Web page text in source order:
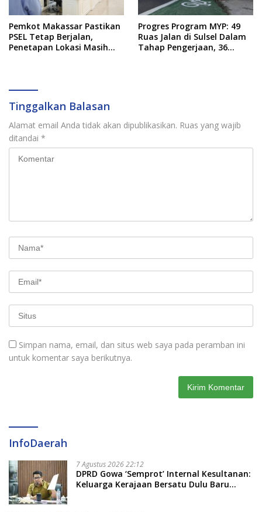
Pemkot Makassar Pastikan
PSEL Tetap Berjalan,
Penetapan Lokasi Masih
Progres Program MYP: 49
Ruas Jalan di Sulsel Dalam
Tahap Pengerjaan, 36
Tinggalkan Balasan
Alamat email Anda tidak akan dipublikasikan. Ruas yang wajib
ditandai *
Simpan nama, email, dan situs web saya pada peramban ini
untuk komentar saya berikutnya.
InfoDaerah
7 Agustus 2026 22:12
DPRD Gowa ‘Semprot’ Internal Kesultanan:
Keluarga Kerajaan Bersatu Dulu Baru